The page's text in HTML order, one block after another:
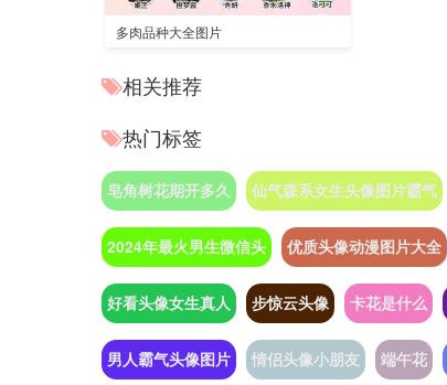
多肉品种大全图片
相关推荐
热门标签
皂角树花期开多久 仙气森系女生头像图片霸气
2024年最火男生微信头 优质头像动漫图片大全
好看头像女生真人 步惊云头像 卡花是什么
男人霸气头像图片 情侣头像小朋友 端午花